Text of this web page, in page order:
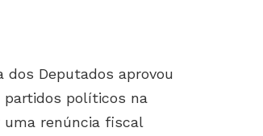
Deputados aprovou
partidos políticos na
uma renúncia fiscal